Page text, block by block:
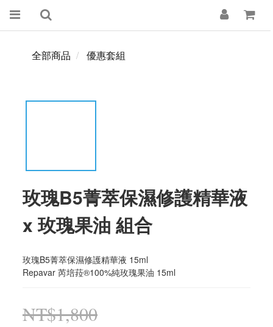
全部商品 優惠套組
玫瑰B5菁萃保濕修護精華液
x 玫瑰果油 組合
玫瑰B5菁萃保濕修護精華液 15ml
Repavar 芮培菈®100%純玫瑰果油 15ml
NT$1,800